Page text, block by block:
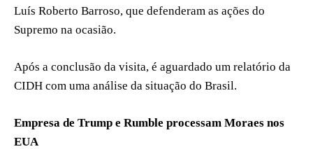
Luís Roberto Barroso, que defenderam as ações do
Supremo na ocasião.
Após a conclusão da visita, é aguardado um relatório da
CIDH com uma análise da situação do Brasil.
Empresa de Trump e Rumble processam Moraes nos
EUA